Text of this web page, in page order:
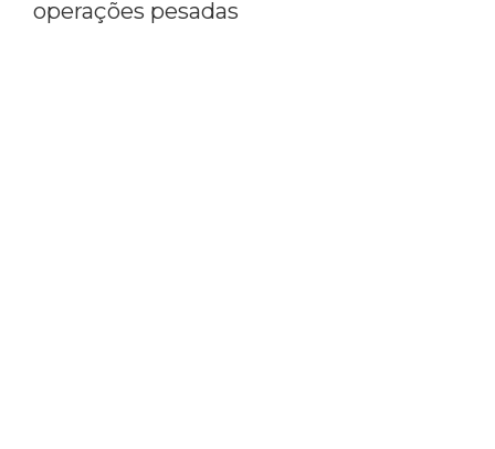
operações pesadas